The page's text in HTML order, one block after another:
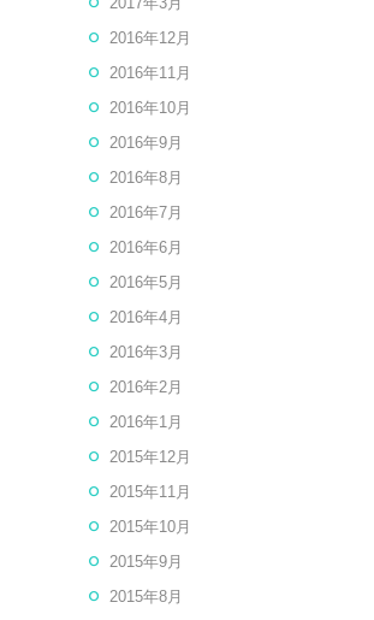
2016年12月
2016年11月
2016年10月
2016年9月
2016年8月
2016年7月
2016年6月
2016年5月
2016年4月
2016年3月
2016年2月
2016年1月
2015年12月
2015年11月
2015年10月
2015年9月
2015年8月